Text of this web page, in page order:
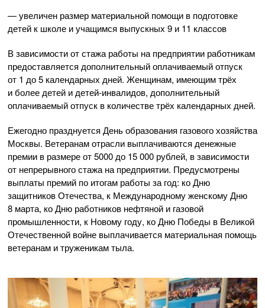
— увеличен размер материальной помощи в подготовке
детей к школе и учащимся выпускных 9 и 11 классов
В зависимости от стажа работы на предприятии работникам
предоставляется дополнительный оплачиваемый отпуск
от 1 до 5 календарных дней. Женщинам, имеющим трёх
и более детей и детей-инвалидов, дополнительный
оплачиваемый отпуск в количестве трёх календарных дней.
Ежегодно празднуется День образования газового хозяйства
Москвы. Ветеранам отрасли выплачиваются денежные
премии в размере от 5000 до 15 000 рублей, в зависимости
от непрерывного стажа на предприятии. Предусмотрены
выплаты премий по итогам работы за год: ко Дню
защитников Отечества, к Международному женскому Дню
8 марта, ко Дню работников нефтяной и газовой
промышленности, к Новому году, ко Дню Победы в Великой
Отечественной войне выплачивается материальная помощь
ветеранам и труженикам тыла.